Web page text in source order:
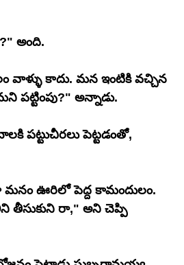
అంది.
పట్టింపు?" అన్నాడు.
పట్టుచీరలు పెట్టడంతో,
ఊరిలో పెద్ద కామందులం.